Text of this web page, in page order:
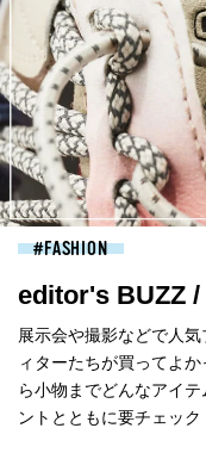
FASHION
editor's BUZZ /
展示会や撮影などで人
ィターたちが買ってよ
ら小物までどんなアイ
ントとともに要チェック